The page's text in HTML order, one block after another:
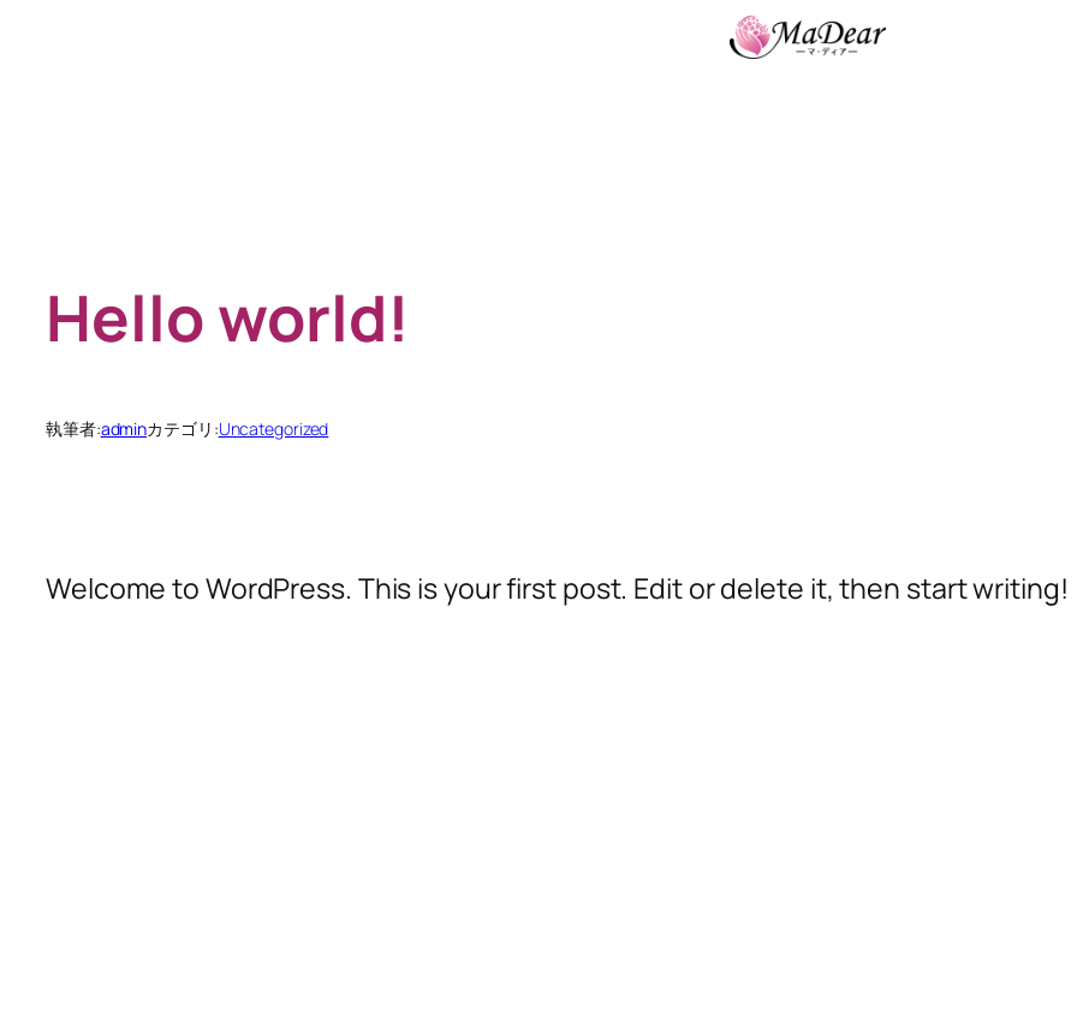
Hello world!
執筆者:adminカテゴリ:Uncategorized
Welcome to WordPress. This is your first post. Edit or delete it, then start writing!